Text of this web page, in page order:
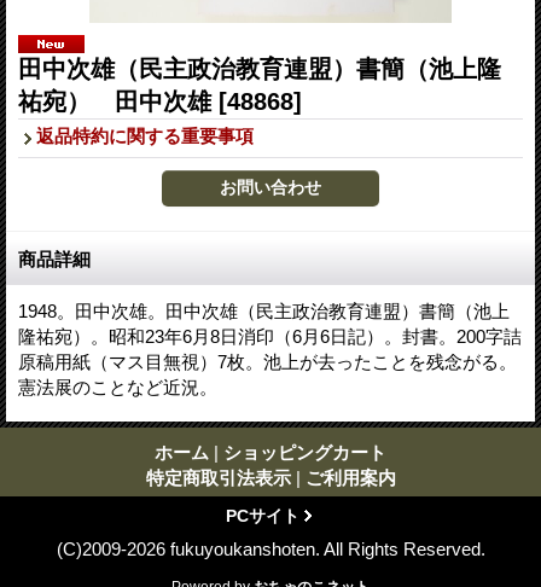
田中次雄（民主政治教育連盟）書簡（池上隆
祐宛） 田中次雄 [48868]
返品特約に関する重要事項
商品詳細
1948。田中次雄。田中次雄（民主政治教育連盟）書簡（池上
隆祐宛）。昭和23年6月8日消印（6月6日記）。封書。200字詰
原稿用紙（マス目無視）7枚。池上が去ったことを残念がる。
憲法展のことなど近況。
ホーム | ショッピングカート
特定商取引法表示 | ご利用案内
PCサイト
(C)2009-2026 fukuyoukanshoten. All Rights Reserved.